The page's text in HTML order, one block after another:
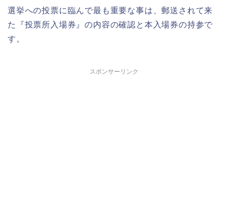
選挙への投票に臨んで最も重要な事は、郵送されて来
た『投票所入場券』の内容の確認と本入場券の持参で
す。
スポンサーリンク